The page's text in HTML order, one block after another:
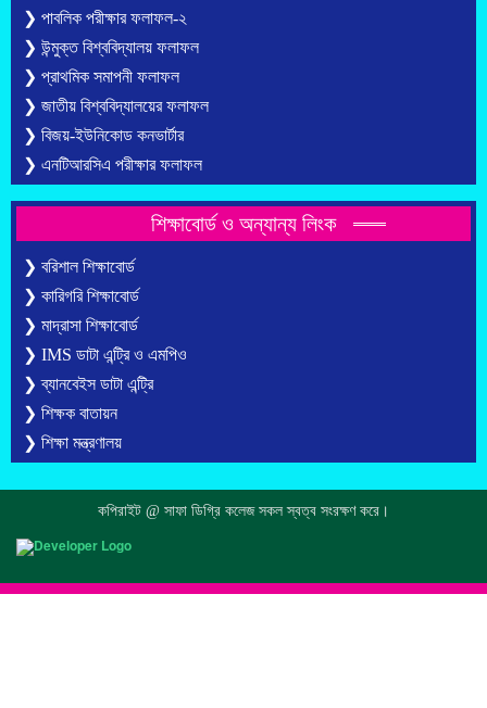
❯ পাবলিক পরীক্ষার ফলাফল-২
❯ উন্মুক্ত বিশ্ববিদ্যালয় ফলাফল
❯ প্রাথমিক সমাপনী ফলাফল
❯ জাতীয় বিশ্ববিদ্যালয়ের ফলাফল
❯ বিজয়-ইউনিকোড কনভার্টার
❯ এনটিআরসিএ পরীক্ষার ফলাফল
শিক্ষাবোর্ড ও অন্যান্য লিংক
❯ বরিশাল শিক্ষাবোর্ড
❯ কারিগরি শিক্ষাবোর্ড
❯ মাদ্রাসা শিক্ষাবোর্ড
❯ IMS ডাটা এন্ট্রি ও এমপিও
❯ ব্যানবেইস ডাটা এন্ট্রি
❯ শিক্ষক বাতায়ন
❯ শিক্ষা মন্ত্রণালয়
কপিরাইট @ সাফা ডিগ্রি কলেজ সকল স্বত্ব সংরক্ষণ করে।